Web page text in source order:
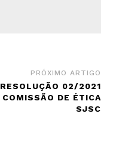
PRÓXIMO ARTIGO
RESOLUÇÃO 02/2021
COMISSÃO DE ÉTICA
SJSC